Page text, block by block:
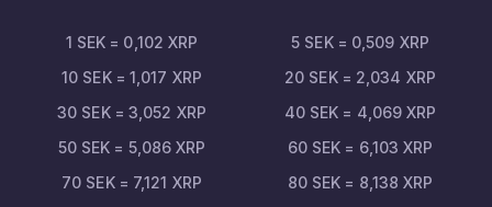
1 SEK = 0,102 XRP 5 SEK= 0,509 XRP
10 SEK= 1,017 XRP 20 SEK= 2,034 XRP
30 SEK= 3,052 XRP 40 SEK = 4,069 XRP
50 SEK = 5,086 XRP 60 SEK = 6,103 XRP
70 SEK= 7,121 XRP 80 SEK = 8,138 XRP